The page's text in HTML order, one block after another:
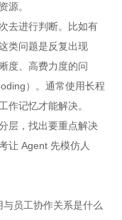
源。
去进行判断。比如有
类问题是反复出现
度、高费力度的问
）。通常使用长程
作记忆才能解决。
层，找出要重点解决
让 Agent 先模仿人
员工协作关系是什么